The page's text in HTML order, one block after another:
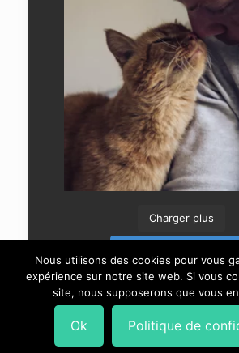
Charger plus
Nous utilisons des cookies pour vous
expérience sur notre site web. Si vous
site, nous supposerons que vous
Ok Politique de